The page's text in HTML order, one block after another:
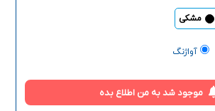
مشکی
آواژنگ
موجود شد به من اطلاع بده